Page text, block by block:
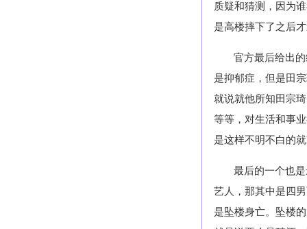
质疑和猜测，因为
是高楼摔下了之后
官方最后给出
是抑郁症，但是田
就说就他所知田宗
等等，对生活和事
是这样不明不白的
最后的一个也
艺人，那其中是四
是坠楼身亡。坠楼